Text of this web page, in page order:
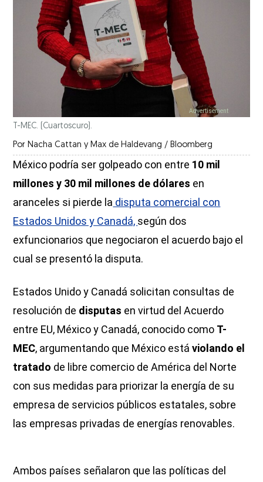
T-MEC. (Cuartoscuro).
Por Nacha Cattan y Max de Haldevang / Bloomberg
México podría ser golpeado con entre 10 mil
millones y 30 mil millones de dólares en
aranceles si pierde la disputa comercial con
Estados Unidos y Canadá, según dos
exfuncionarios que negociaron el acuerdo bajo el
cual se presentó la disputa.
Estados Unido y Canadá solicitan consultas de
resolución de disputas en virtud del Acuerdo
entre EU, México y Canadá, conocido como T-
MEC, argumentando que México está violando el
tratado de libre comercio de América del Norte
con sus medidas para priorizar la energía de su
empresa de servicios públicos estatales, sobre
las empresas privadas de energías renovables.
Ambos países señalaron que las políticas del